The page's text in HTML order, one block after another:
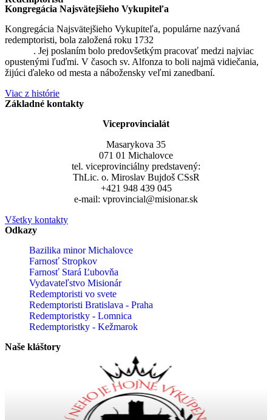
Kongregácia Najsvätejšieho Vykupiteľa
Kongregácia Najsvätejšieho Vykupiteľa, populárne nazývaná
redemptoristi, bola založená roku 1732
. Jej poslaním bolo predovšetkým pracovať medzi najviac
opustenými ľuďmi. V časoch sv. Alfonza to boli najmä vidiečania,
žijúci ďaleko od mesta a nábožensky veľmi zanedbaní.
Viac z histórie
Základné kontakty
Viceprovincialát
Masarykova 35
071 01 Michalovce
tel. viceprovinciálny predstavený:
ThLic. o. Miroslav Bujdoš CSsR
+421 948 439 045
e-mail: vprovincial@misionar.sk
Všetky kontakty
Odkazy
Bazilika minor Michalovce
Farnosť Stropkov
Farnosť Stará Ľubovňa
Vydavateľstvo Misionár
Redemptoristi vo svete
Redemptoristi Bratislava - Praha
Redemptoristky - Lomnica
Redemptoristky - Kežmarok
Naše kláštory